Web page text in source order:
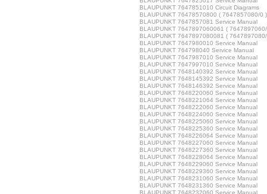
BLAUPUNKT 7647851010 Circuit Diagrams
BLAUPUNKT 76478570800 ( 7647857080/0
BLAUPUNKT 7647857081 Service Manual
BLAUPUNKT 7647897060061 (
BLAUPUNKT 7647897080081 (
BLAUPUNKT 7647980010 Service Manual
BLAUPUNKT 764798040 Service Manual
BLAUPUNKT 7647987010 Service Manual
BLAUPUNKT 7647997010 Service Manual
BLAUPUNKT 7648140392 Service Manual
BLAUPUNKT 7648145392 Service Manual
BLAUPUNKT 7648146392 Service Manual
BLAUPUNKT 7648220060 Service Manual
BLAUPUNKT 7648221064 Service Manual
BLAUPUNKT 7648222060 Service Manual
BLAUPUNKT 7648224060 Service Manual
BLAUPUNKT 7648225060 Service Manual
BLAUPUNKT 7648225360 Service Manual
BLAUPUNKT 7648226064 Service Manual
BLAUPUNKT 7648227060 Service Manual
BLAUPUNKT 7648227360 Service Manual
BLAUPUNKT 7648228064 Service Manual
BLAUPUNKT 7648229060 Service Manual
BLAUPUNKT 7648229360 Service Manual
BLAUPUNKT 7648231060 Service Manual
BLAUPUNKT 7648231360 Service Manual
BLAUPUNKT 7648232060 Service Manual